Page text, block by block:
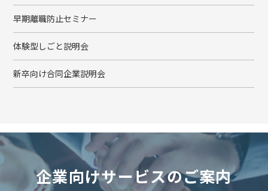
早期離職防止セミナー
体験型しごと説明会
新卒向け合同企業説明会
企業向けサービスのご案内